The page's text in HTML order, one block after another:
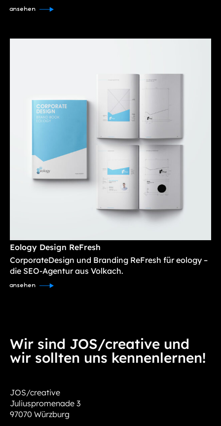
ansehen
Eology Design ReFresh
CorporateDesign und Branding ReFresh für eology –
die SEO-Agentur aus Volkach.
ansehen
Wir sind JOS/creative und
wir sollten uns kennenlernen!
JOS/creative
Juliuspromenade 3
97070 Würzburg